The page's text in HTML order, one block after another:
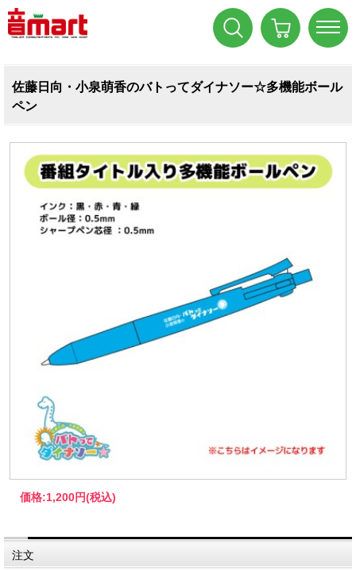
佐藤日向・小泉萌香のバトってダイナソー☆多機能ボール
ペン
価格:1,200円(税込)
注文